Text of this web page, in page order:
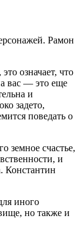
Рамон
означает, что
вас — это еще
и
задето,
поведать о
земное счастье,
и
Константин
иного
но также и